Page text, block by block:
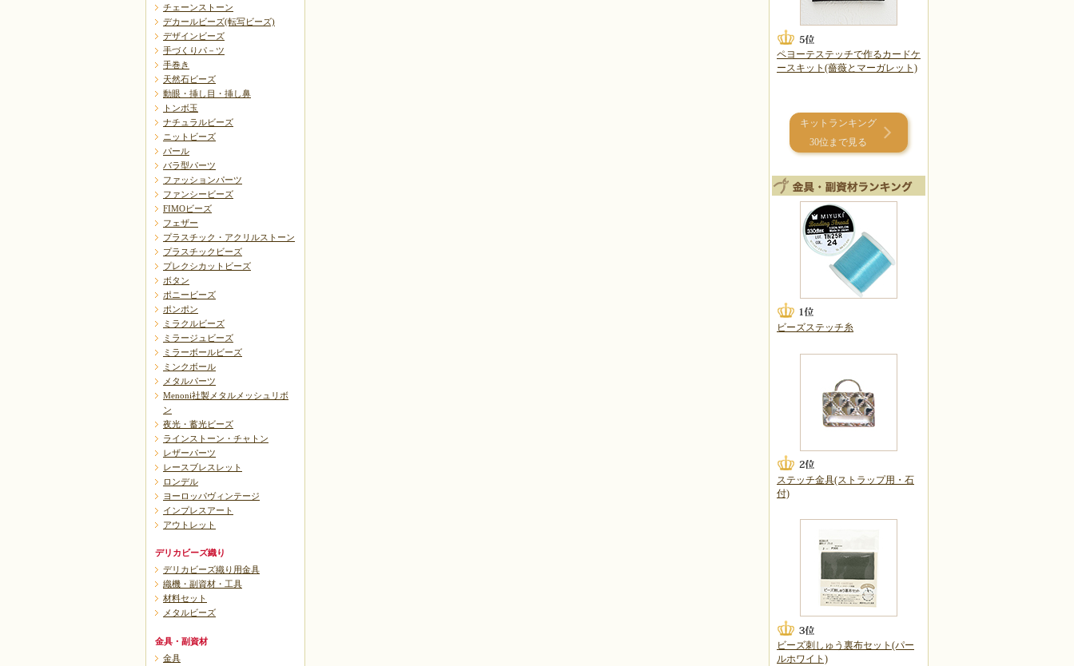
チェーンストーン
デカールビーズ(転写ビーズ)
デザインビーズ
手づくりパ－ツ
手巻き
天然石ビーズ
動眼・挿し目・挿し鼻
トンボ玉
ナチュラルビーズ
ニットビーズ
パール
バラ型パーツ
ファッションパーツ
ファンシービーズ
FIMOビーズ
フェザー
プラスチック・アクリルストーン
プラスチックビーズ
プレクシカットビーズ
ボタン
ポニービーズ
ポンポン
ミラクルビーズ
ミラージュビーズ
ミラーボールビーズ
ミンクボール
メタルパーツ
Menoni社製メタルメッシュリボ
ン
夜光・蓄光ビーズ
ラインストーン・チャトン
レザーパーツ
レースブレスレット
ロンデル
ヨーロッパヴィンテージ
インプレスアート
アウトレット
デリカビーズ織り
デリカビーズ織り用金具
織機・副資材・工具
材料セット
メタルビーズ
金具・副資材
金具
ペヨーテステッチで作るカードケ
ースキット(薔薇とマーガレット)
キットランキング
30位まで見る
ビーズステッチ糸
ステッチ金具(ストラップ用・石
付)
ビーズ刺しゅう裏布セット(パー
ルホワイト)